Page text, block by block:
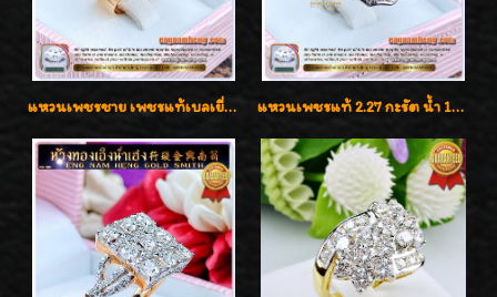
แหวนเพชรชาย เพชรแท้เบลเยี่ยมคัท น้ำ100% D-Color/VVS 2.46 กะรัต แหวนเพชรแท้ 2.27 กะรัต น้ำ 100% เบลเยี่ยมคัท ลวดลายดอกกุหลาบหรู